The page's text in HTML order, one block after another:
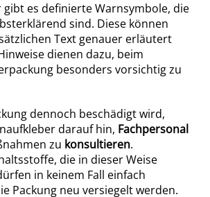
gibt es definierte Warnsymbole, die
sind. Diese können
Text genauer erläutert
dienen dazu, beim
besonders vorsichtig zu
dennoch beschädigt wird,
darauf hin, Fachpersonal
zu konsultieren.
die in dieser Weise
in keinem Fall einfach
Packung neu versiegelt werden.